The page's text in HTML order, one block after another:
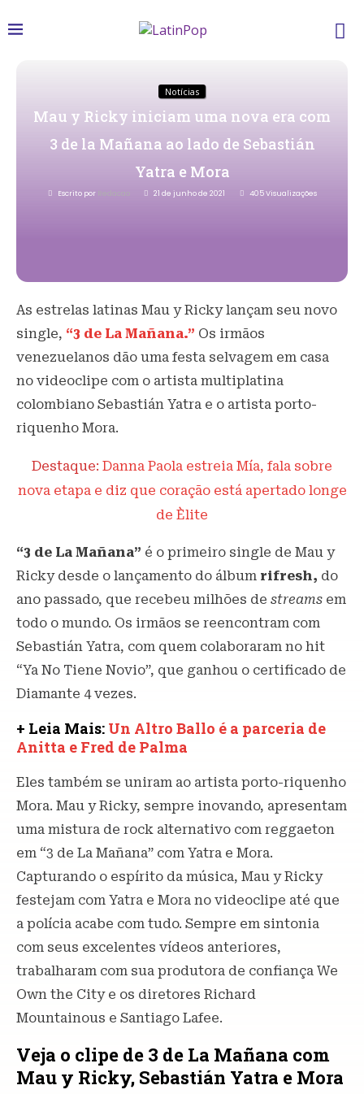
Notícias
Mau y Ricky iniciam uma nova era com
3 de la Mañana ao lado de Sebastián
Yatra e Mora
Escrito por 21 de junho de 2021 405Visualizações
As estrelas latinas Mau y Ricky lançam seu novo
single, “3 de La Mañana.” Os irmãos
venezuelanos dão uma festa selvagem em casa
no videoclipe com o artista multiplatina
colombiano Sebastián Yatra e o artista porto-
riquenho Mora.
Destaque: Danna Paola estreia Mía, fala sobre
nova etapa e diz que coração está apertado longe
de Èlite
“3 de La Mañana” é o primeiro single de Mau y
Ricky desde o lançamento do álbum rifresh, do
ano passado, que recebeu milhões de streams em
todo o mundo. Os irmãos se reencontram com
Sebastián Yatra, com quem colaboraram no hit
“Ya No Tiene Novio”, que ganhou o certificado de
Diamante 4 vezes.
+ Leia Mais: Un Altro Ballo é a parceria de
Anitta e Fred de Palma
Eles também se uniram ao artista porto-riquenho
Mora. Mau y Ricky, sempre inovando, apresentam
uma mistura de rock alternativo com reggaeton
em “3 de La Mañana” com Yatra e Mora.
Capturando o espírito da música, Mau y Ricky
festejam com Yatra e Mora no videoclipe até que
a polícia acabe com tudo. Sempre em sintonia
com seus excelentes vídeos anteriores,
trabalharam com sua produtora de confiança We
Own the City e os diretores Richard
Mountainous e Santiago Lafee.
Veja o clipe de 3 de La Mañana com
Mau y Ricky, Sebastián Yatra e Mora